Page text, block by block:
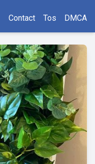
Contact Tos DMCA